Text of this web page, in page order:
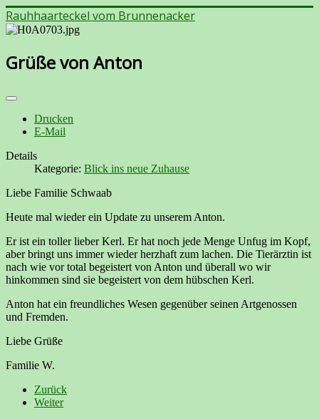
Rauhhaarteckel vom Brunnenacker
Grüße von Anton
Drucken
E-Mail
Details
Kategorie: Blick ins neue Zuhause
Liebe Familie Schwaab
Heute mal wieder ein Update zu unserem Anton.
Er ist ein toller lieber Kerl. Er hat noch jede Menge Unfug im Kopf,
aber bringt uns immer wieder herzhaft zum lachen. Die Tierärztin ist
nach wie vor total begeistert von Anton und überall wo wir
hinkommen sind sie begeistert von dem hübschen Kerl.
Anton hat ein freundliches Wesen gegenüber seinen Artgenossen
und Fremden.
Liebe Grüße
Familie W.
Zurück
Weiter